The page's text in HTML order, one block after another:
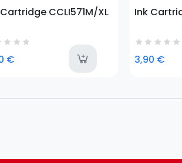
CCLI571M/XL
€
Ink
3,90 €